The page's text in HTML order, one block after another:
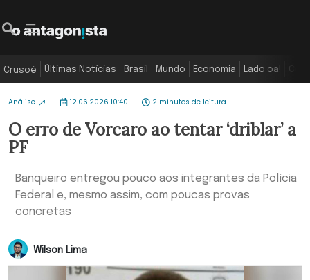
Crusoé Últimas Notícias Brasil Mundo Economia Lado oa!
Análise 12.06.2026 10:40 2 minutos de leitura
O erro de Vorcaro ao tentar ‘driblar’ a
PF
Banqueiro entregou pouco aos integrantes da Polícia
Federal e, mesmo assim, com poucas provas
concretas
Wilson Lima